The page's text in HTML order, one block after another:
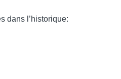
dans l’historique: